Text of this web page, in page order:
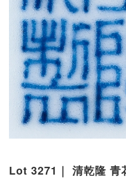
Lot 3271｜ 清乾隆 青